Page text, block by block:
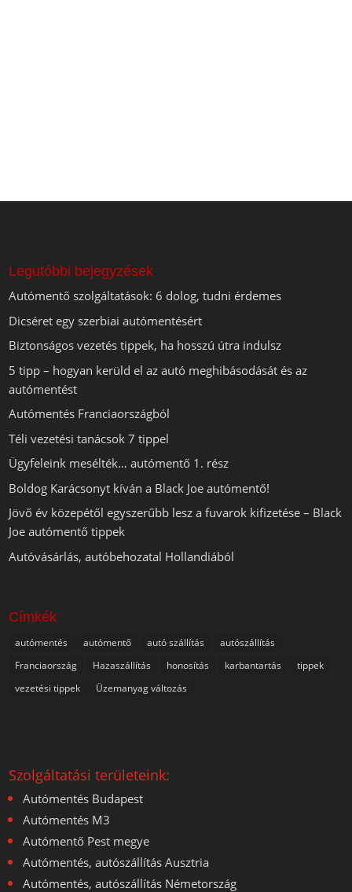
Legutóbbi bejegyzések
Autómentő szolgáltatások: 6 dolog, tudni érdemes
Dicséret egy szerbiai autómentésért
Biztonságos vezetés tippek, ha hosszú útra indulsz
5 tipp – hogyan kerüld el az autó meghibásodását és az
autómentést
Autómentés Franciaországból
Téli vezetési tanácsok 7 tippel
Ügyfeleink mesélték… autómentő 1. rész
Boldog Karácsonyt kíván a Black Joe autómentő!
Jövő év közepétől egyszerűbb lesz a fuvarok kifizetése – Black
Joe autómentő tippek
Autóvásárlás, autóbehozatal Hollandiából
Címkék
autómentés autómentő autó szállítás
autószállítás
Franciaország
Hazaszállítás honosítás karbantartás
tippek
vezetési tippek
Üzemanyag változás
Szolgáltatási területeink:
Autómentés Budapest
Autómentés M3
Autómentő Pest megye
Autómentés, autószállítás Ausztria
Autómentés, autószállítás Németország